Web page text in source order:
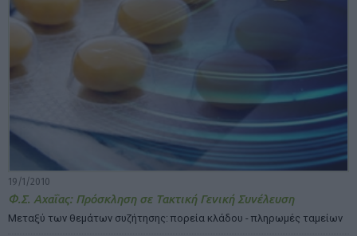
19/1/2010
Φ.Σ. Αχαΐας: Πρόσκληση σε Τακτική Γενική Συνέλευση
Μεταξύ των θεμάτων συζήτησης: πορεία κλάδου - πληρωμές ταμείων